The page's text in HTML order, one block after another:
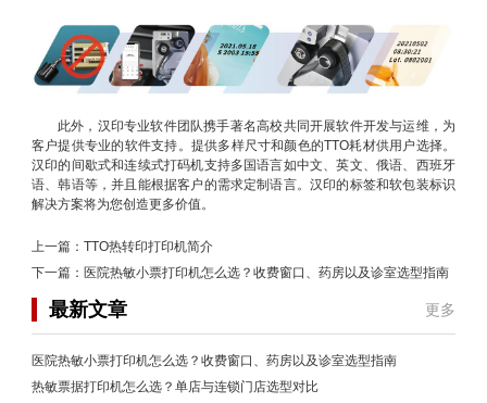
此外，汉印专业软件团队携手著名高校共同开展软件开发与运维，为
客户提供专业的软件支持。提供多样尺寸和颜色的TTO耗材供用户选择。
汉印的间歇式和连续式打码机支持多国语言如中文、英文、俄语、西班牙
语、韩语等，并且能根据客户的需求定制语言。汉印的标签和软包装标识
解决方案将为您创造更多价值。
上一篇： TTO热转印打印机简介
下一篇： 医院热敏小票打印机怎么选？收费窗口、药房以及诊室选型指南
最新文章 更多
医院热敏小票打印机怎么选？收费窗口、药房以及诊室选型指南
热敏票据打印机怎么选？单店与连锁门店选型对比